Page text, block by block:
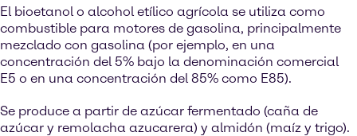
El bioetanol o alcohol etílico agrícola se utiliza como
combustible para motores de gasolina, principalmente
mezclado con gasolina (por ejemplo, en una
concentración del 5% bajo la denominación comercial
E5 o en una concentración del 85% como E85).
Se produce a partir de azúcar fermentado (caña de
azúcar y remolacha azucarera) y almidón (maíz y trigo).